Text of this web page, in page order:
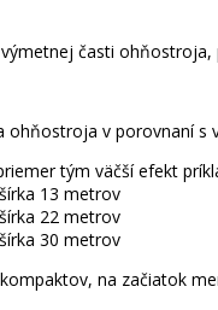
časti
v porovnaní
tým väčší efekt
13 metrov
22 metrov
30 metrov
na začiatok